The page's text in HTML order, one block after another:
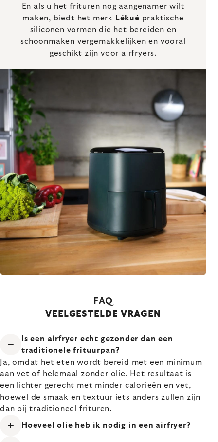
En als u het frituren nog aangenamer wilt
maken, biedt het merk
Lékué praktische
siliconen vormen die het bereiden en
schoonmaken vergemakkelijken en vooral
geschikt zijn voor airfryers.
FAQ
VEELGESTELDE VRAGEN
Is een airfryer echt gezonder dan een
traditionele frituurpan?
Ja, omdat het eten wordt bereid met een minimum
aan vet of helemaal zonder olie. Het resultaat is
een lichter gerecht met minder calorieën en vet,
hoewel de smaak en textuur iets anders zullen zijn
dan bij traditioneel frituren.
Hoeveel olie heb ik nodig in een airfryer?